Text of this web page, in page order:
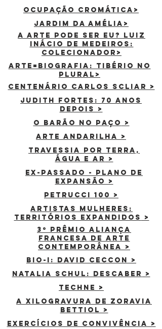
ocupação cromática>
Jardim da amélia>
A ARTE PODE SER EU? LUIZ
INÁCIO DE MEDEIROS:
COLECIONADOR>
ARTE=BIOGRAFIA: TIBÉRIO NO
PLURAL>
centenário carlos scliar >
JUDITH FORTES: 70 ANOS
DEPOIS >
O BARÃO NO PAÇO >
arte andarilha >
TRAVESSIA POR TERRA,
ÁGUA E AR >
EX-PASSADO - pLANO DE
EXPANSÃO >
Petrucci 100 >
artistas mulheres:
territórios expandidos >
3º prêmio aliança
francesa de arte
contemporânea >
bio-i: david ceccon >
NATALIA SCHUL: DESCABER >
TECHNE >
A Xilogravura de Zoravia
Bettiol >
Exercícios de convivência >